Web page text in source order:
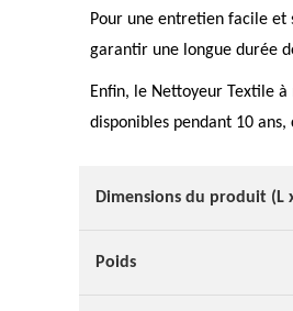
Pour une entretien facile
garantir une longue durée
Enfin, le Nettoyeur Textile
disponibles pendant 10
Dimensions du produit (L
Poids